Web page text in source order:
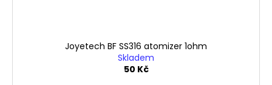
Joyetech BF SS316 atomizer 1ohm
Skladem
50 Kč